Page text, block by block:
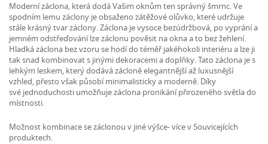
Moderní záclona, která dodá Vašim oknům ten správný šmrnc. Ve
spodním lemu záclony je obsaženo zátěžové olůvko, které udržuje
stále krásný tvar záclony. Záclona je vysoce bezúdržbová, po vyprání a
jemném odstřeďování lze záclonu pověsit na okna a to bez žehlení.
Hladká záclona bez vzoru se hodí do téměř jakéhokoli interiéru a lze ji
tak snad kombinovat s jinými dekoracemi a doplňky. Tato záclona je s
lehkým leskem, který dodává zácloně elegantnější až luxusnější
vzhled, přesto však působí minimalisticky a moderně. Díky
své jednoduchosti umožňuje záclona pronikání přirozeného světla do
místnosti.
Možnost kombinace se záclonou v jiné výšce- více v Souvicejících
produktech.